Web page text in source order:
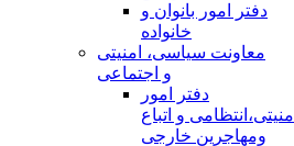
دفتر امور بانوان و
خانواده
معاونت سیاسی، امنیتی
و اجتماعی
دفتر امور
امنيتی،انتظامی و اتباع
ومهاجرین خارجی